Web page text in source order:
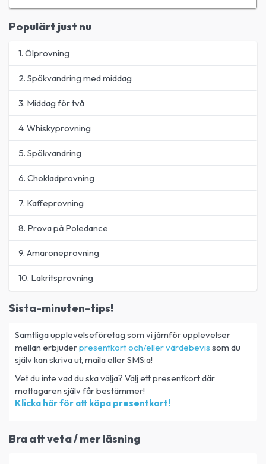
Populärt just nu
1. Ölprovning
2. Spökvandring med middag
3. Middag för två
4. Whiskyprovning
5. Spökvandring
6. Chokladprovning
7. Kaffeprovning
8. Prova på Poledance
9. Amaroneprovning
10. Lakritsprovning
Sista-minuten-tips!
Samtliga upplevelseföretag som vi jämför upplevelser
mellan erbjuderpresentkort och/eller värdebevis som du
själv kan skriva ut, maila eller SMS:a!
Vet du inte vad du ska välja? Välj ett presentkort där
mottagaren själv får bestämmer!
Klicka här för att köpa presentkort!
Bra att veta / mer läsning